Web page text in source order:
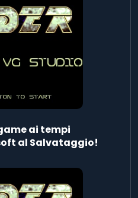
ai tempi
al Salvataggio!